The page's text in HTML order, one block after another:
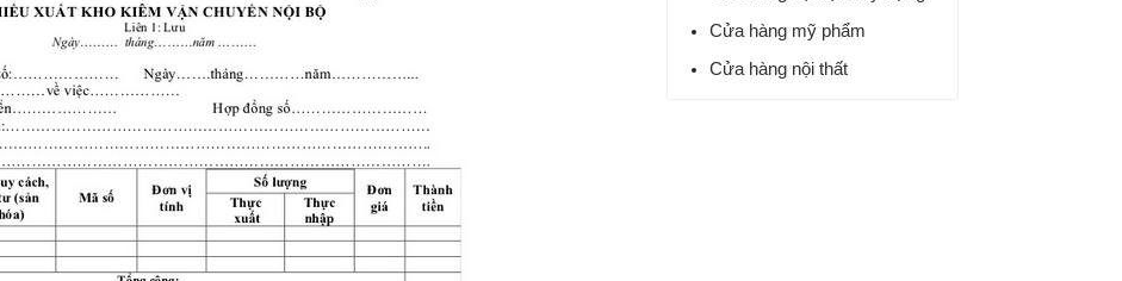
Cửa hàng mỹ phẩm
Cửa hàng nội thất